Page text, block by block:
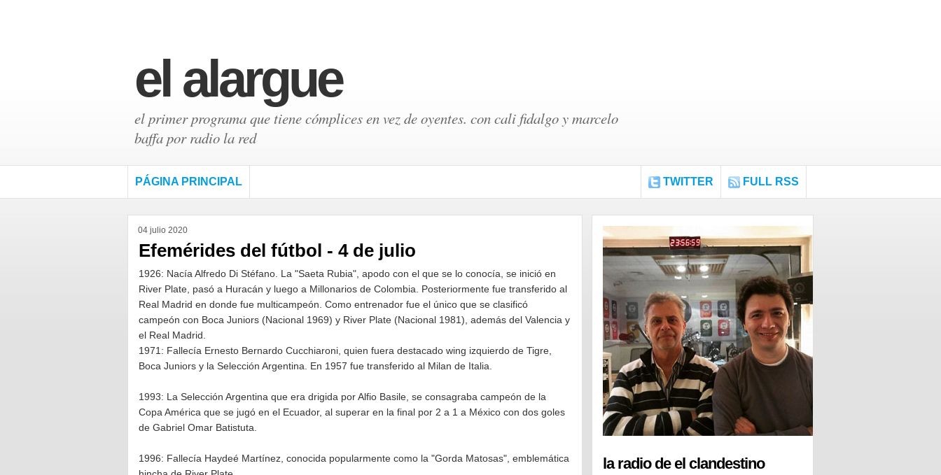
el alargue
el primer programa que tiene cómplices en vez de oyentes. con cali fidalgo y marcelo
baffa por radio la red
PÁGINA PRINCIPAL TWITTER FULL RSS
04 julio 2020
Efemérides del fútbol - 4 de julio
1926: Nacía Alfredo Di Stéfano. La "Saeta Rubia", apodo con el que se lo conocía, se inició en
River Plate, pasó a Huracán y luego a Millonarios de Colombia. Posteriormente fue transferido al
Real Madrid en donde fue multicampeón. Como entrenador fue el único que se clasificó
campeón con Boca Juniors (Nacional 1969) y River Plate (Nacional 1981), además del Valencia y
el Real Madrid.
1971: Fallecía Ernesto Bernardo Cucchiaroni, quien fuera destacado wing izquierdo de Tigre,
Boca Juniors y la Selección Argentina. En 1957 fue transferido al Milan de Italia.
1993: La Selección Argentina que era drigida por Alfio Basile, se consagraba campeón de la
Copa América que se jugó en el Ecuador, al superar en la final por 2 a 1 a México con dos goles
de Gabriel Omar Batistuta.
1996: Fallecía Haydeé Martínez, conocida popularmente como la "Gorda Matosas", emblemática
la radio de el clandestino